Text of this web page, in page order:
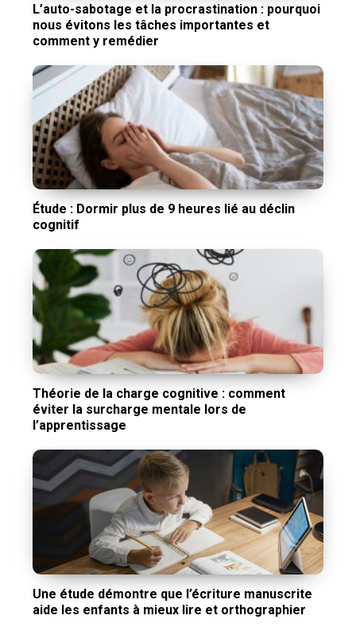
L’auto-sabotage et la procrastination : pourquoi
nous évitons les tâches importantes et
comment y remédier
Étude : Dormir plus de 9 heures lié au déclin
cognitif
Théorie de la charge cognitive : comment
éviter la surcharge mentale lors de
l’apprentissage
Une étude démontre que l’écriture manuscrite
aide les enfants à mieux lire et orthographier